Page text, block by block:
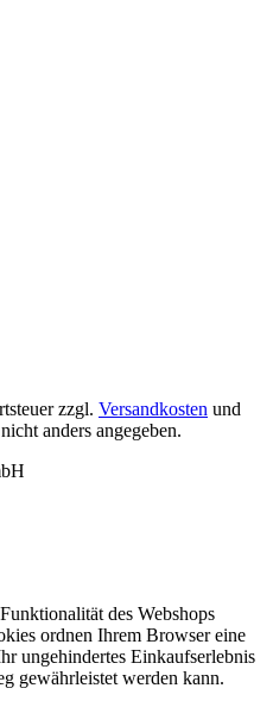
zzgl. Versandkosten und
anders angegeben.
des Webshops
ordnen Ihrem Browser eine
ungehindertes Einkaufserlebnis
gewährleistet werden kann.